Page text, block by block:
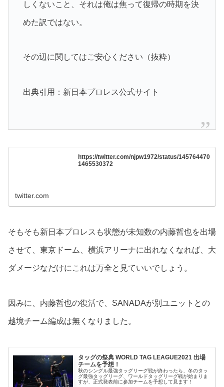
しくないこと、それは俺は焦って復帰の時期を決
めた訳ではない。
その辺に関してはご安心ください（抜粋）
出典引用：新日本プロレス公式サイト
https://twitter.com/njpw1972/status/145764470
1465530372
twitter.com
そもそも新日本プロレスも状態が未知数の内藤哲也を出場
させて、東京ドーム、横浜アリーナに出れなくなれば、大
ダメージなだけにこれは万全と見ていいでしょう。
因みに、内藤哲也の復活で、SANADAが別ユニットとの
越境チーム編成は無くなりました。
タッグの祭典 WORLD TAG LEAGUE2021 出場
チームを予想！
秋のシングル最強タッグリーグ戦が終わったら、冬のタッ
グ最強タッグリーグ、ワールドタッグリーグ戦が始まりま
すが、正式発表前に参加チームを予想して見ます！